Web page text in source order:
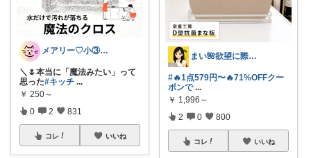
メアリー♡小③女の子のママ•᎑•ꕤ
＼🌷本当に「魔法みたい」って
思った#キッチ ...
￥ 250～
0 2 831
コレ いいね
まい🌺欲望に際限なしフルタイムワーママ
#🔥1点579円〜🔥71%OFFクー
ポンで ...
￥ 1,996～
2 0 800
コレ いいね